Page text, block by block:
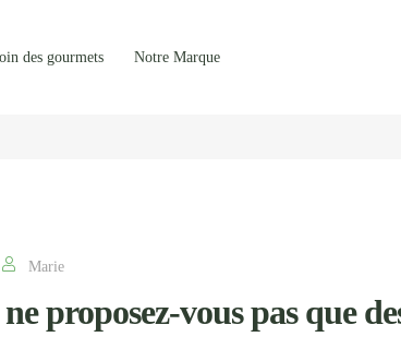
des gourmets Notre Marque
Marie
proposez-vous pas que